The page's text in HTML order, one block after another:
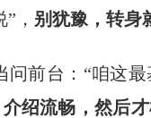
， 别犹豫，转身
问前台：“咱这
绍流畅，然后